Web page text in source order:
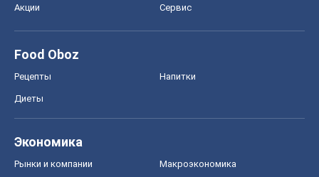
Акции Сервис
Food Oboz
Рецепты Напитки
Диеты
Экономика
Рынки и компании Mакроэкономика